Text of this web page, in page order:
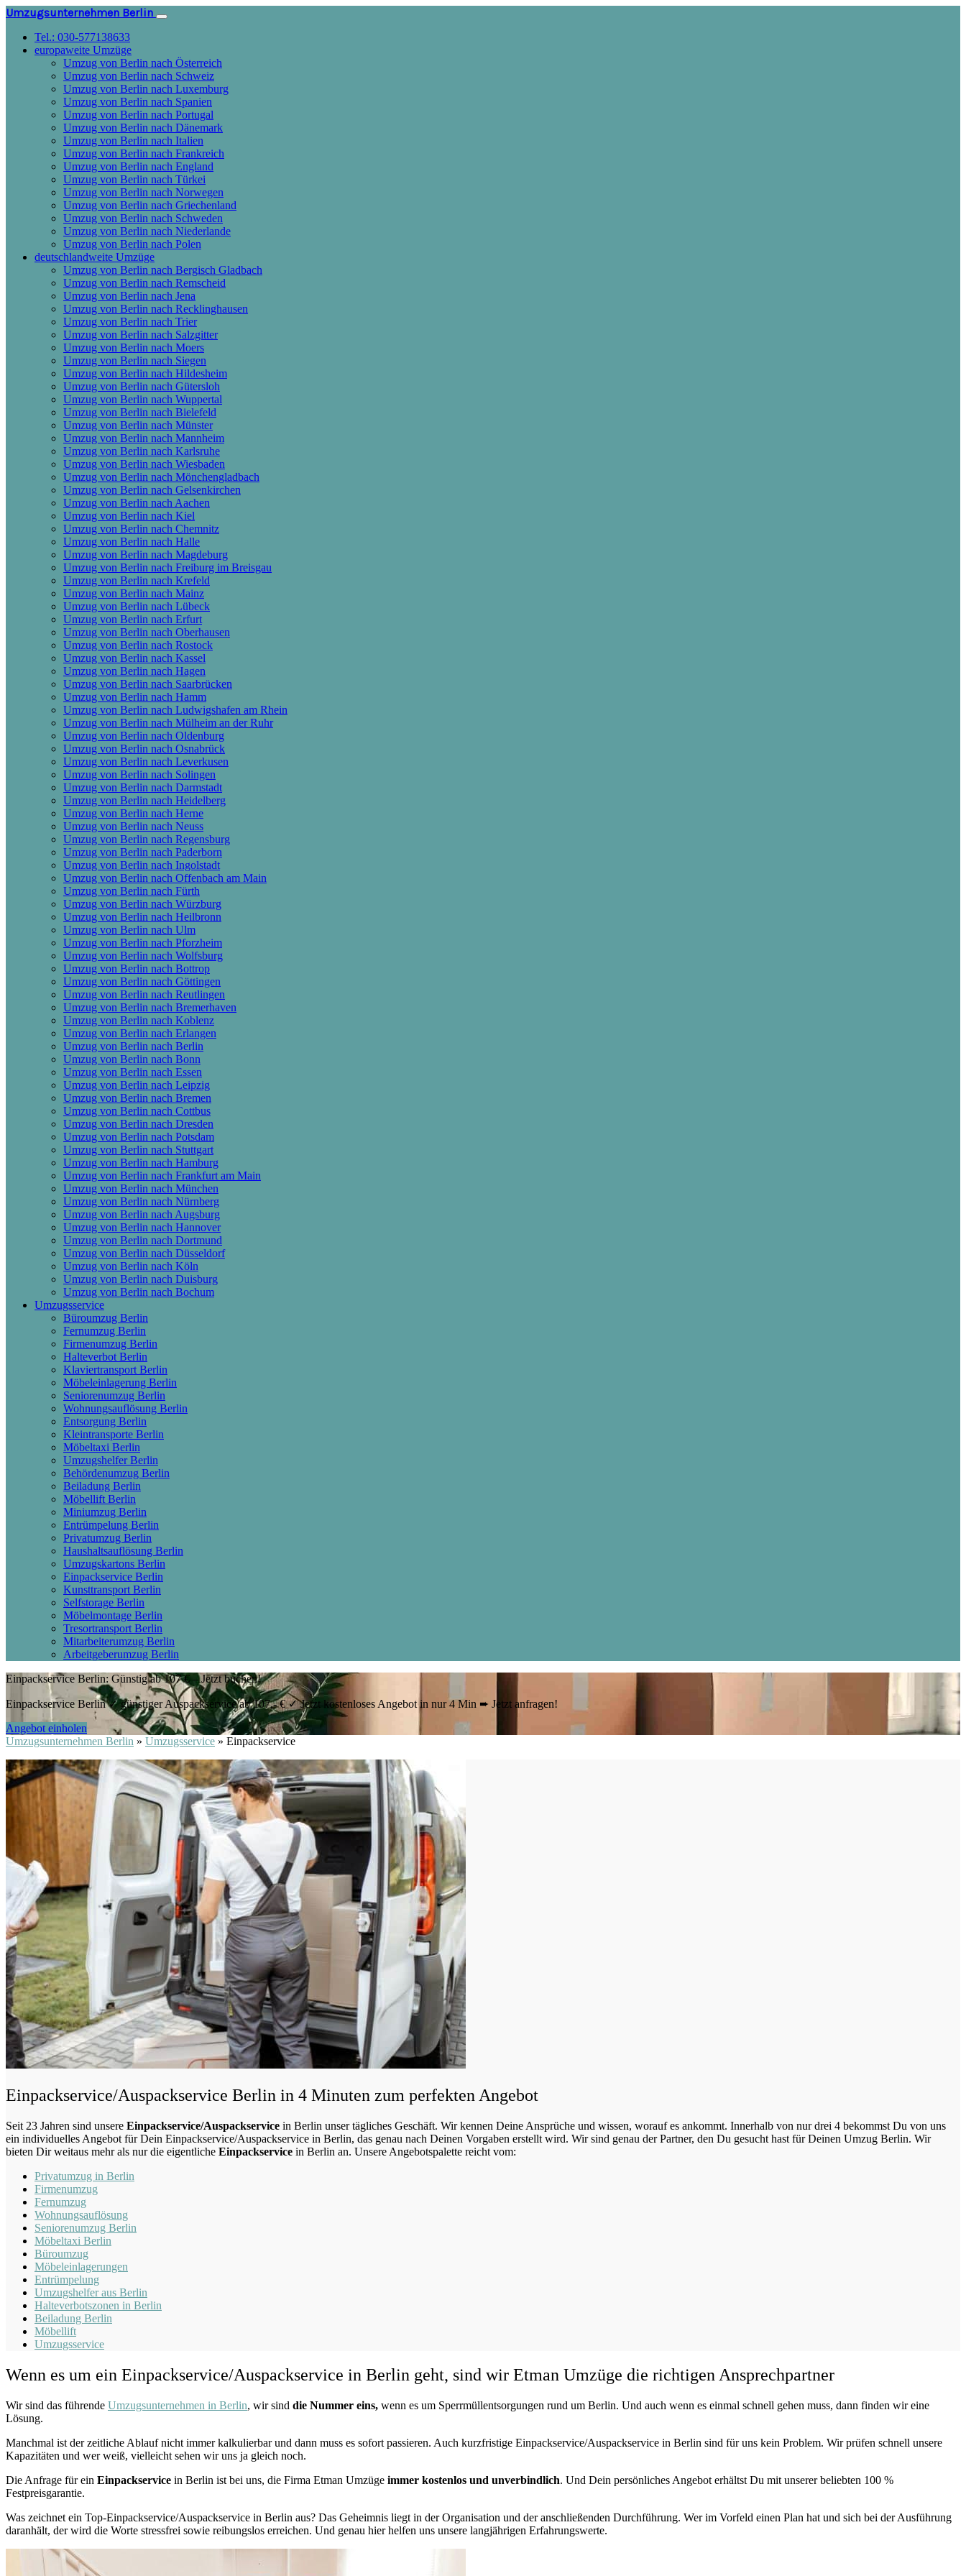
Umzugsunternehmen Berlin
Tel.: 030-577138633
europaweite Umzüge
Umzug von Berlin nach Österreich
Umzug von Berlin nach Schweiz
Umzug von Berlin nach Luxemburg
Umzug von Berlin nach Spanien
Umzug von Berlin nach Portugal
Umzug von Berlin nach Dänemark
Umzug von Berlin nach Italien
Umzug von Berlin nach Frankreich
Umzug von Berlin nach England
Umzug von Berlin nach Türkei
Umzug von Berlin nach Norwegen
Umzug von Berlin nach Griechenland
Umzug von Berlin nach Schweden
Umzug von Berlin nach Niederlande
Umzug von Berlin nach Polen
deutschlandweite Umzüge
Umzug von Berlin nach Bergisch Gladbach
Umzug von Berlin nach Remscheid
Umzug von Berlin nach Jena
Umzug von Berlin nach Recklinghausen
Umzug von Berlin nach Trier
Umzug von Berlin nach Salzgitter
Umzug von Berlin nach Moers
Umzug von Berlin nach Siegen
Umzug von Berlin nach Hildesheim
Umzug von Berlin nach Gütersloh
Umzug von Berlin nach Wuppertal
Umzug von Berlin nach Bielefeld
Umzug von Berlin nach Münster
Umzug von Berlin nach Mannheim
Umzug von Berlin nach Karlsruhe
Umzug von Berlin nach Wiesbaden
Umzug von Berlin nach Mönchen­gladbach
Umzug von Berlin nach Gelsenkirchen
Umzug von Berlin nach Aachen
Umzug von Berlin nach Kiel
Umzug von Berlin nach Chemnitz
Umzug von Berlin nach Halle
Umzug von Berlin nach Magdeburg
Umzug von Berlin nach Freiburg im Breisgau
Umzug von Berlin nach Krefeld
Umzug von Berlin nach Mainz
Umzug von Berlin nach Lübeck
Umzug von Berlin nach Erfurt
Umzug von Berlin nach Oberhausen
Umzug von Berlin nach Rostock
Umzug von Berlin nach Kassel
Umzug von Berlin nach Hagen
Umzug von Berlin nach Saarbrücken
Umzug von Berlin nach Hamm
Umzug von Berlin nach Ludwigshafen am Rhein
Umzug von Berlin nach Mülheim an der Ruhr
Umzug von Berlin nach Oldenburg
Umzug von Berlin nach Osnabrück
Umzug von Berlin nach Leverkusen
Umzug von Berlin nach Solingen
Umzug von Berlin nach Darmstadt
Umzug von Berlin nach Heidelberg
Umzug von Berlin nach Herne
Umzug von Berlin nach Neuss
Umzug von Berlin nach Regensburg
Umzug von Berlin nach Paderborn
Umzug von Berlin nach Ingolstadt
Umzug von Berlin nach Offenbach am Main
Umzug von Berlin nach Fürth
Umzug von Berlin nach Würzburg
Umzug von Berlin nach Heilbronn
Umzug von Berlin nach Ulm
Umzug von Berlin nach Pforzheim
Umzug von Berlin nach Wolfsburg
Umzug von Berlin nach Bottrop
Umzug von Berlin nach Göttingen
Umzug von Berlin nach Reutlingen
Umzug von Berlin nach Bremer­haven
Umzug von Berlin nach Koblenz
Umzug von Berlin nach Erlangen
Umzug von Berlin nach Berlin
Umzug von Berlin nach Bonn
Umzug von Berlin nach Essen
Umzug von Berlin nach Leipzig
Umzug von Berlin nach Bremen
Umzug von Berlin nach Cottbus
Umzug von Berlin nach Dresden
Umzug von Berlin nach Potsdam
Umzug von Berlin nach Stuttgart
Umzug von Berlin nach Hamburg
Umzug von Berlin nach Frankfurt am Main
Umzug von Berlin nach München
Umzug von Berlin nach Nürnberg
Umzug von Berlin nach Augsburg
Umzug von Berlin nach Hannover
Umzug von Berlin nach Dortmund
Umzug von Berlin nach Düsseldorf
Umzug von Berlin nach Köln
Umzug von Berlin nach Duisburg
Umzug von Berlin nach Bochum
Umzugsservice
Büroumzug Berlin
Fernumzug Berlin
Firmenumzug Berlin
Halteverbot Berlin
Klaviertransport Berlin
Möbeleinlagerung Berlin
Seniorenumzug Berlin
Wohnungsauflösung Berlin
Entsorgung Berlin
Kleintransporte Berlin
Möbeltaxi Berlin
Umzugshelfer Berlin
Behördenumzug Berlin
Beiladung Berlin
Möbellift Berlin
Miniumzug Berlin
Entrümpelung Berlin
Privatumzug Berlin
Haushaltsauflösung Berlin
Umzugskartons Berlin
Einpackservice Berlin
Kunsttransport Berlin
Selfstorage Berlin
Möbelmontage Berlin
Tresortransport Berlin
Mitarbeiterumzug Berlin
Arbeitgeberumzug Berlin
Einpackservice Berlin: Günstig ab 107 € – Jetzt buchen!
Einpackservice Berlin ✓ günstiger Auspackservice ab 107,- € ✓ Jetzt kostenloses Angebot in nur 4 Min ➨ Jetzt anfragen!
Angebot einholen
Umzugsunternehmen Berlin » Umzugsservice » Einpackservice
Einpackservice/Auspackservice Berlin in 4 Minuten zum perfekten Angebot
Seit 23 Jahren sind unsere Einpackservice/Auspackservice in Berlin unser tägliches Geschäft. Wir kennen Deine Ansprüche und wissen, worauf es ankommt. Innerhalb von nur drei 4 bekommst Du von uns
ein individuelles Angebot für Dein Einpackservice/Auspackservice in Berlin, das genau nach Deinen Vorgaben erstellt wird. Wir sind genau der Partner, den Du gesucht hast für Deinen Umzug Berlin. Wir
bieten Dir weitaus mehr als nur die eigentliche Einpackservice in Berlin an. Unsere Angebotspalette reicht vom:
Privatumzug in Berlin
Firmenumzug
Fernumzug
Wohnungsauflösung
Seniorenumzug Berlin
Möbeltaxi Berlin
Büroumzug
Möbeleinlagerungen
Entrümpelung
Umzugshelfer aus Berlin
Halteverbotszonen in Berlin
Beiladung Berlin
Möbellift
Umzugsservice
Wenn es um ein Einpackservice/Auspackservice in Berlin geht, sind wir Etman Umzüge die richtigen Ansprechpartner
Wir sind das führende Umzugsunternehmen in Berlin, wir sind die Nummer eins, wenn es um Sperrmüllentsorgungen rund um Berlin. Und auch wenn es einmal schnell gehen muss, dann finden wir eine
Lösung.
Manchmal ist der zeitliche Ablauf nicht immer kalkulierbar und dann muss es sofort passieren. Auch kurzfristige Einpackservice/Auspackservice in Berlin sind für uns kein Problem. Wir prüfen schnell unsere
Kapazitäten und wer weiß, vielleicht sehen wir uns ja gleich noch.
Die Anfrage für ein Einpackservice in Berlin ist bei uns, die Firma Etman Umzüge immer kostenlos und unverbindlich. Und Dein persönliches Angebot erhältst Du mit unserer beliebten 100 %
Festpreisgarantie.
Was zeichnet ein Top-Einpackservice/Auspackservice in Berlin aus? Das Geheimnis liegt in der Organisation und der anschließenden Durchführung. Wer im Vorfeld einen Plan hat und sich bei der Ausführung
daranhält, der wird die Worte stressfrei sowie reibungslos erreichen. Und genau hier helfen uns unsere langjährigen Erfahrungswerte.